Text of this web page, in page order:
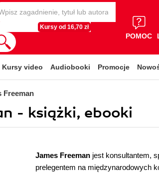
Kursy od 16,70 zł
POMOC
Kursy video Audiobooki Promocje
Freeman
- książki, ebooki
James Freeman jest konsultantem,
prelegentem na międzynarodowych